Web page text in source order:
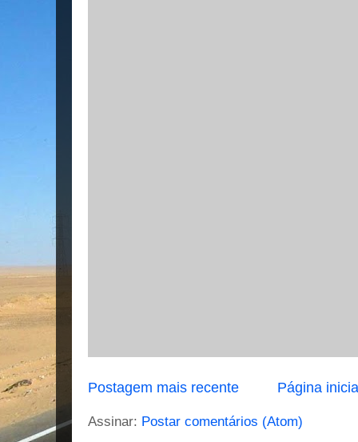
Postagem mais recente Página
Assinar: Postar comentários (Atom)